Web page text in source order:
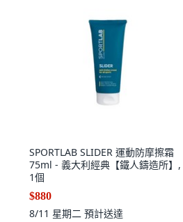
SPORTLAB SLIDER 運動防摩擦霜
75ml - 義大利經典【鐵人鑄造所】,
1個
$880
8/11 星期二 預計送達